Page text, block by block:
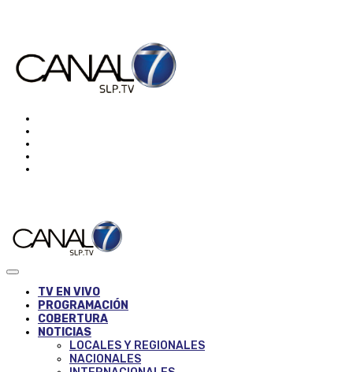
TV EN VIVO
PROGRAMACIÓN
COBERTURA
NOTICIAS
LOCALES Y REGIONALES
NACIONALES